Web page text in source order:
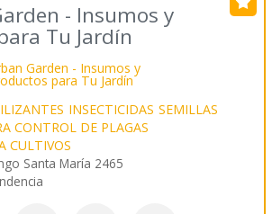
- Insumos y
Tu Jardín
INSECTICIDAS SEMILLAS
CONTROL DE PLAGAS
CULTIVOS
Santa María 2465